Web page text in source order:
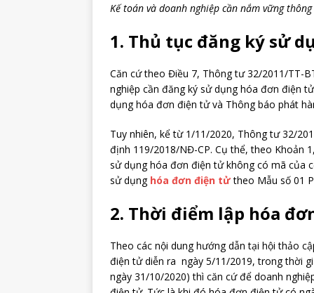
Kế toán và doanh nghiệp cần nắm vững
1. Thủ tục đăng ký sử
Căn cứ theo Điều 7, Thông tư 32/2011/TT-
nghiệp cần đăng ký sử dụng hóa đơn điện
dụng hóa đơn điện tử và Thông báo phát
Tuy nhiên, kể từ 1/11/2020, Thông tư 32/
định 119/2018/NĐ-CP. Cụ thể, theo Khoản
sử dụng hóa đơn điện tử không có mã của
sử dụng hóa đơn điện tửtheo Mẫu số 01
2. Thời điểm lập hóa
Theo các nội dung hướng dẫn tại hội thảo
điện tử diễn ra ngày 5/11/2019, trong thời
ngày 31/10/2020) thì căn cứ để doanh